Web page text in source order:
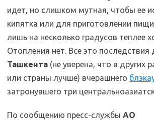
идет, но слишком мутная, чтобы ее
кипятка или для приготовлении
лишь на несколько градусов теплее
Отопления нет. Все это последствия
Ташкента (не уверена, что в других
или страны лучше) вчерашнего
затронувшего три
По сообщению пресс-службы АО